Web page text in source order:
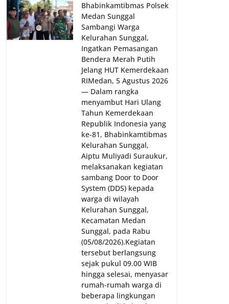
Bhabinkamtibmas Polsek
Medan Sunggal
Sambangi Warga
Kelurahan Sunggal,
Ingatkan Pemasangan
Bendera Merah Putih
Jelang HUT Kemerdekaan
RI‎‎Medan, 5 Agustus 2026
— Dalam rangka
menyambut Hari Ulang
Tahun Kemerdekaan
Republik Indonesia yang
ke-81, Bhabinkamtibmas
Kelurahan Sunggal,
Aiptu Muliyadi Suraukur,
melaksanakan kegiatan
sambang Door to Door
System (DDS) kepada
warga di wilayah
Kelurahan Sunggal,
Kecamatan Medan
Sunggal, pada Rabu
(05/08/2026).‎‎Kegiatan
tersebut berlangsung
sejak pukul 09.00 WIB
hingga selesai, menyasar
rumah-rumah warga di
beberapa lingkungan